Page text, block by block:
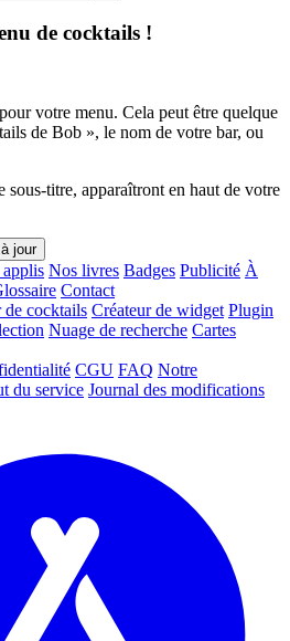
de cocktails !
votre menu. Cela peut être quelque
de Bob », le nom de votre bar, ou
sous-titre, apparaîtront en haut de votre
jour
Nos livres Badges Publicité À
Contact
de cocktails Créateur de widget Plugin
Nuage de recherche Cartes
CGU FAQ Notre
du service Journal des modifications